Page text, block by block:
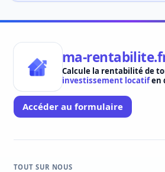
ma-
Calcule la rentabilité de
investissement locatifen
Accéder au formulaire
TOUT SUR NOUS